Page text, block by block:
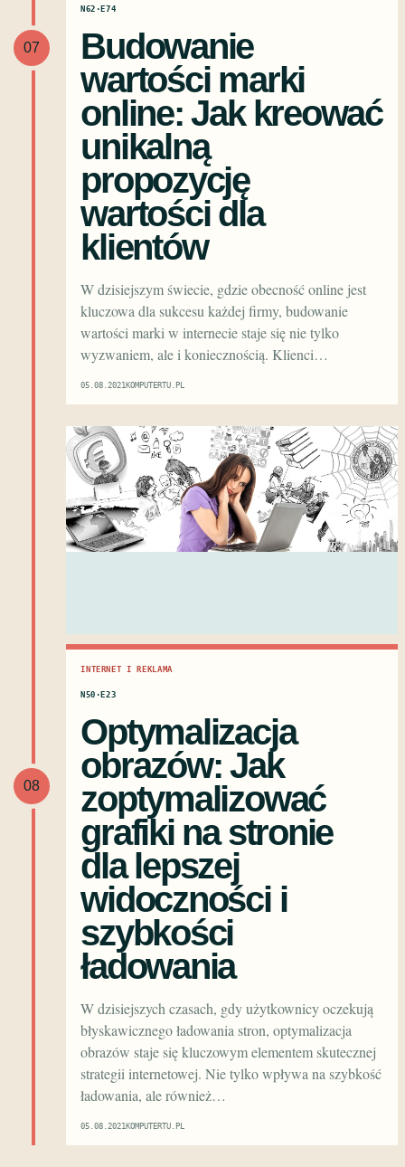
07
N62·E74
Budowanie
wartości marki
online: Jak kreować
unikalną
propozycję
wartości dla
klientów
W dzisiejszym świecie, gdzie obecność online jest
kluczowa dla sukcesu każdej firmy, budowanie
wartości marki w internecie staje się nie tylko
wyzwaniem, ale i koniecznością. Klienci…
05.08.2021KOMPUTERTU.PL
08
INTERNET I REKLAMA
N50·E23
Optymalizacja
obrazów: Jak
zoptymalizować
grafiki na stronie
dla lepszej
widoczności i
szybkości
ładowania
W dzisiejszych czasach, gdy użytkownicy oczekują
błyskawicznego ładowania stron, optymalizacja
obrazów staje się kluczowym elementem skutecznej
strategii internetowej. Nie tylko wpływa na szybkość
ładowania, ale również…
05.08.2021KOMPUTERTU.PL